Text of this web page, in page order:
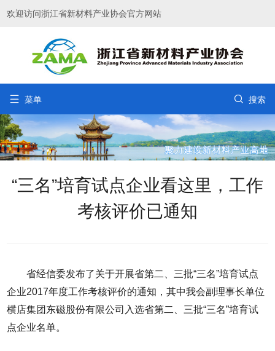
欢迎访问浙江省新材料产业协会官方网站
 菜单  搜索
“三名”培育试点企业看这里，工作
考核评价已通知
省经信委发布了关于开展省第二、三批“三名”培育试点
企业2017年度工作考核评价的通知，其中我会副理事长单位
横店集团东磁股份有限公司入选省第二、三批“三名”培育试
点企业名单。